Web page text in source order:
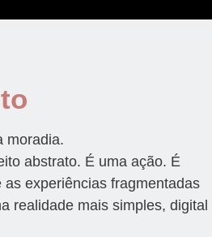
moradia.
abstrato. É uma ação. É
experiências fragmentadas
realidade mais simples, digital